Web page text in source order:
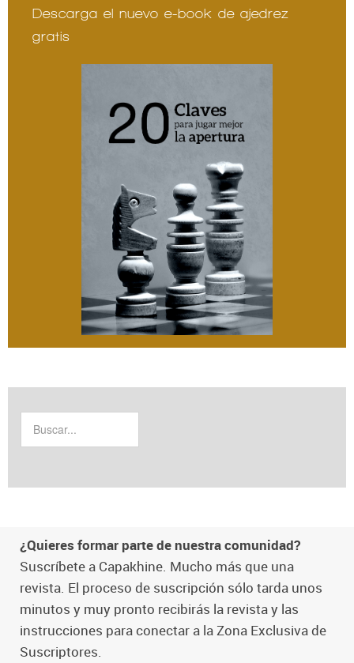
Descarga el nuevo e-book de ajedrez
gratis
¿Quieres formar parte de nuestra comunidad?
Suscríbete a Capakhine. Mucho más que una
revista. El proceso de suscripción sólo tarda unos
minutos y muy pronto recibirás la revista y las
instrucciones para conectar a la Zona Exclusiva de
Suscriptores.